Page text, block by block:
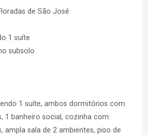
de São José
1 suíte
subsolo
1 suíte, ambos dormitórios com
1 banheiro social, cozinha com
ampla sala de 2 ambientes, piso de